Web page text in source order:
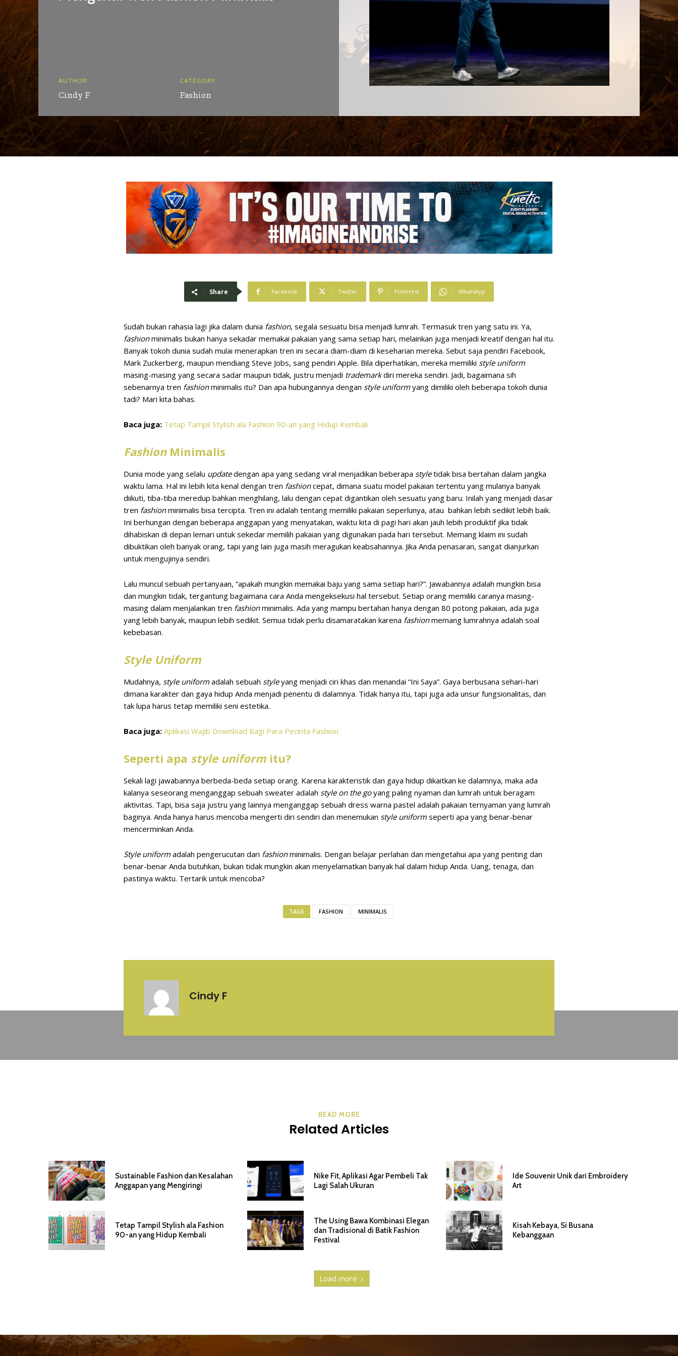
AUTHOR:
Cindy F
CATEGORY:
Fashion
Share Facebook Twitter Pinterest WhatsApp
Sudah bukan rahasia lagi jika dalam dunia fashion, segala sesuatu bisa menjadi lumrah. Termasuk tren yang satu ini. Ya,
fashionminimalis bukan hanya sekadar memakai pakaian yang sama setiap hari, melainkan juga menjadi kreatif dengan hal itu.
Banyak tokoh dunia sudah mulai menerapkan tren ini secara diam-diam di keseharian mereka. Sebut saja pendiri Facebook,
Mark Zuckerberg, maupun mendiang Steve Jobs, sang pendiri Apple. Bila diperhatikan, mereka memiliki style uniform
masing-masing yang secara sadar maupun tidak, justru menjadi trademarkdiri mereka sendiri. Jadi, bagaimana sih
sebenarnya tren fashionminimalis itu? Dan apa hubungannya dengan style uniformyang dimiliki oleh beberapa tokoh dunia
tadi? Mari kita bahas.
Baca juga: Tetap Tampil Stylish ala Fashion 90-an yang Hidup Kembali
Fashion Minimalis
Dunia mode yang selalu updatedengan apa yang sedang viral menjadikan beberapa styletidak bisa bertahan dalam jangka
waktu lama. Hal ini lebih kita kenal dengan tren fashioncepat, dimana suatu model pakaian tertentu yang mulanya banyak
diikuti, tiba-tiba meredup bahkan menghilang, lalu dengan cepat digantikan oleh sesuatu yang baru. Inilah yang menjadi dasar
tren fashionminimalis bisa tercipta. Tren ini adalah tentang memiliki pakaian seperlunya, atau bahkan lebih sedikit lebih baik.
Ini berhungan dengan beberapa anggapan yang menyatakan, waktu kita di pagi hari akan jauh lebih produktif jika tidak
dihabiskan di depan lemari untuk sekedar memilih pakaian yang digunakan pada hari tersebut. Memang klaim ini sudah
dibuktikan oleh banyak orang, tapi yang lain juga masih meragukan keabsahannya. Jika Anda penasaran, sangat dianjurkan
untuk mengujinya sendiri.
Lalu muncul sebuah pertanyaan, “apakah mungkin memakai baju yang sama setiap hari?”. Jawabannya adalah mungkin bisa
dan mungkin tidak, tergantung bagaimana cara Anda mengeksekusi hal tersebut. Setiap orang memiliki caranya masing-
masing dalam menjalankan tren fashionminimalis. Ada yang mampu bertahan hanya dengan 80 potong pakaian, ada juga
yang lebih banyak, maupun lebih sedikit. Semua tidak perlu disamaratakan karena fashionmemang lumrahnya adalah soal
kebebasan.
Style Uniform
Mudahnya, style uniformadalah sebuah styleyang menjadi ciri khas dan menandai “Ini Saya”. Gaya berbusana sehari-hari
dimana karakter dan gaya hidup Anda menjadi penentu di dalamnya. Tidak hanya itu, tapi juga ada unsur fungsionalitas, dan
tak lupa harus tetap memiliki seni estetika.
Baca juga: Aplikasi Wajib Download Bagi Para Pecinta Fashion
Seperti apa style uniform itu?
Sekali lagi jawabannya berbeda-beda setiap orang. Karena karakteristik dan gaya hidup dikaitkan ke dalamnya, maka ada
kalanya seseorang menganggap sebuah sweater adalah style on the goyang paling nyaman dan lumrah untuk beragam
aktivitas. Tapi, bisa saja justru yang lainnya menganggap sebuah dress warna pastel adalah pakaian ternyaman yang lumrah
baginya. Anda hanya harus mencoba mengerti diri sendiri dan menemukan style uniformseperti apa yang benar-benar
mencerminkan Anda.
Style uniformadalah pengerucutan dari fashionminimalis. Dengan belajar perlahan dan mengetahui apa yang penting dan
benar-benar Anda butuhkan, bukan tidak mungkin akan menyelamatkan banyak hal dalam hidup Anda. Uang, tenaga, dan
pastinya waktu. Tertarik untuk mencoba?
TAGS FASHION MINIMALIS
Cindy F
READ MORE
Related Articles
Sustainable Fashion dan Kesalahan
Anggapan yang Mengiringi
Nike Fit, Aplikasi Agar Pembeli Tak
Lagi Salah Ukuran
Ide Souvenir Unik dari Embroidery
Art
Tetap Tampil Stylish ala Fashion
90-an yang Hidup Kembali
The Using Bawa Kombinasi Elegan
dan Tradisional di Batik Fashion
Festival
Kisah Kebaya, Si Busana
Kebanggaan
Load more